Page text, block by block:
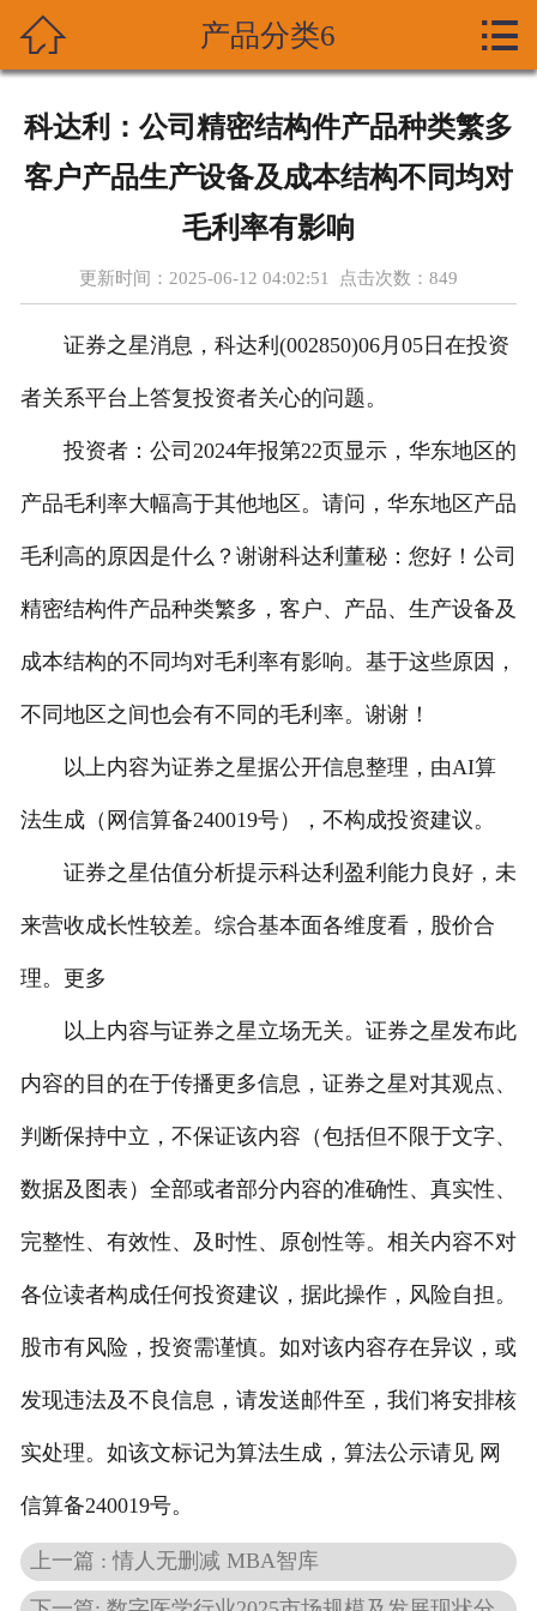
产品展示
技术支持
资质荣誉
成功案列
 产品分类6 
科达利：公司精密结构件产品种类繁多
客户产品生产设备及成本结构不同均对
毛利率有影响
更新时间：2025-06-12 04:02:51 点击次数： 849
证券之星消息，科达利(002850)06月05日在投资
者关系平台上答复投资者关心的问题。
投资者：公司2024年报第22页显示，华东地区的
产品毛利率大幅高于其他地区。请问，华东地区产品
毛利高的原因是什么？谢谢科达利董秘：您好！公司
精密结构件产品种类繁多，客户、产品、生产设备及
成本结构的不同均对毛利率有影响。基于这些原因，
不同地区之间也会有不同的毛利率。谢谢！
以上内容为证券之星据公开信息整理，由AI算
法生成（网信算备240019号），不构成投资建议。
证券之星估值分析提示科达利盈利能力良好，未
来营收成长性较差。综合基本面各维度看，股价合
理。更多
以上内容与证券之星立场无关。证券之星发布此
内容的目的在于传播更多信息，证券之星对其观点、
判断保持中立，不保证该内容（包括但不限于文字、
数据及图表）全部或者部分内容的准确性、真实性、
完整性、有效性、及时性、原创性等。相关内容不对
各位读者构成任何投资建议，据此操作，风险自担。
股市有风险，投资需谨慎。如对该内容存在异议，或
发现违法及不良信息，请发送邮件至，我们将安排核
实处理。如该文标记为算法生成，算法公示请见 网
信算备240019号。
上一篇 : 情人无删减 MBA智库